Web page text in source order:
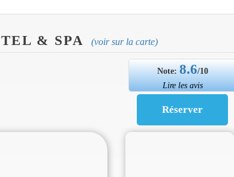
& SPA (voir sur la carte)
Note:8.6/10
Lire les avis